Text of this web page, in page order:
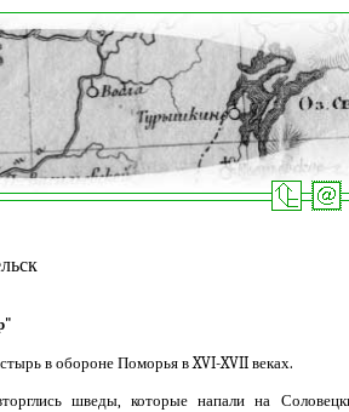
в обороне Поморья в XVI-XVII веках.
шведы, которые напали на